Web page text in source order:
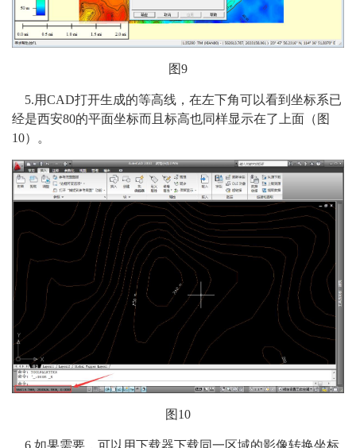
图9
5.用CAD打开生成的等高线，在左下角可以看到坐标系已
经是西安80的平面坐标而且标高也同样显示在了上面（图
10）。
图10
6.如果需要，可以用下载器下载同一区域的影像转换坐标